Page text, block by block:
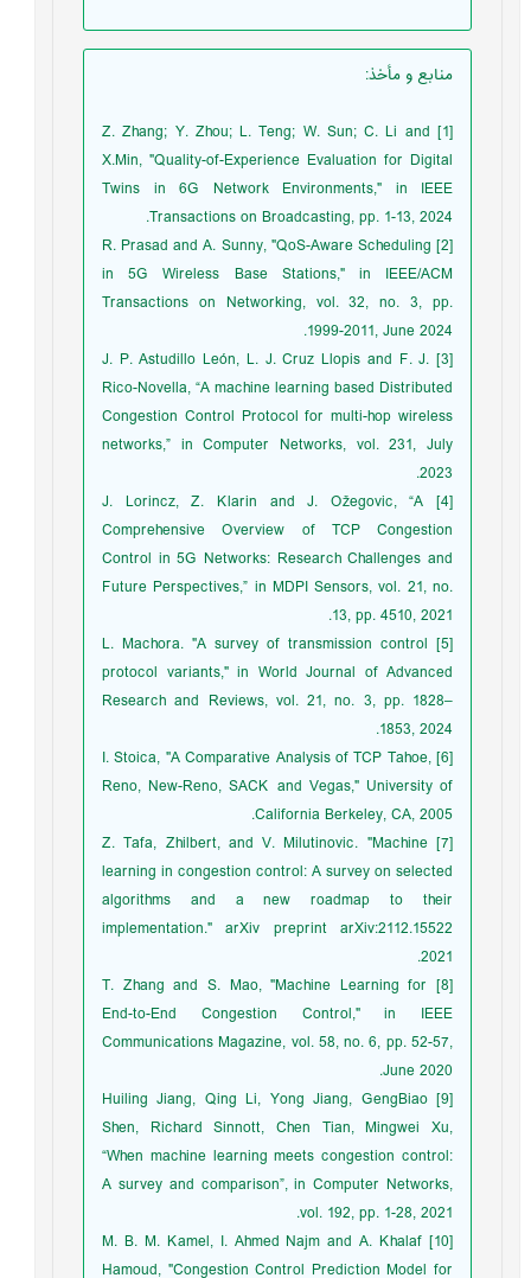
منابع و مأخذ:
[1] Z. Zhang; Y. Zhou; L. Teng; W. Sun; C. Li and
X.Min, "Quality-of-Experience Evaluation for Digital
Twins in 6G Network Environments," in IEEE
Transactions on Broadcasting, pp. 1-13, 2024.
[2] R. Prasad and A. Sunny, "QoS-Aware Scheduling
in 5G Wireless Base Stations," in IEEE/ACM
Transactions on Networking, vol. 32, no. 3, pp.
1999-2011, June 2024.
[3] J. P. Astudillo León, L. J. Cruz Llopis and F. J.
Rico-Novella, “A machine learning based Distributed
Congestion Control Protocol for multi-hop wireless
networks,” in Computer Networks, vol. 231, July
2023.
[4] J. Lorincz, Z. Klarin and J. Ožegovic, “A
Comprehensive Overview of TCP Congestion
Control in 5G Networks: Research Challenges and
Future Perspectives,” in MDPI Sensors, vol. 21, no.
13, pp. 4510, 2021.
[5] L. Machora. "A survey of transmission control
protocol variants," in World Journal of Advanced
Research and Reviews, vol. 21, no. 3, pp. 1828–
1853, 2024.
[6] I. Stoica, "A Comparative Analysis of TCP Tahoe,
Reno, New-Reno, SACK and Vegas," University of
California Berkeley, CA, 2005.
[7] Z. Tafa, Zhilbert, and V. Milutinovic. "Machine
learning in congestion control: A survey on selected
algorithms and a new roadmap to their
implementation." arXiv preprint arXiv:2112.15522
2021.
[8] T. Zhang and S. Mao, "Machine Learning for
End-to-End Congestion Control," in IEEE
Communications Magazine, vol. 58, no. 6, pp. 52-57,
June 2020.
[9] Huiling Jiang, Qing Li, Yong Jiang, GengBiao
Shen, Richard Sinnott, Chen Tian, Mingwei Xu,
“When machine learning meets congestion control:
A survey and comparison”, in Computer Networks,
vol. 192, pp. 1-28, 2021.
[10] M. B. M. Kamel, I. Ahmed Najm and A. Khalaf
Hamoud, "Congestion Control Prediction Model for